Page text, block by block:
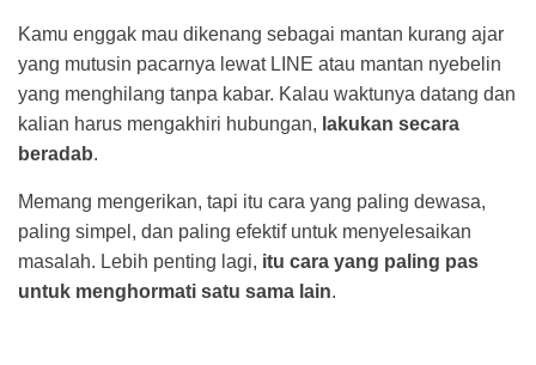
Kamu enggak mau dikenang sebagai mantan kurang ajar
yang mutusin pacarnya lewat LINE atau mantan nyebelin
yang menghilang tanpa kabar. Kalau waktunya datang dan
kalian harus mengakhiri hubungan, lakukan secara
beradab.
Memang mengerikan, tapi itu cara yang paling dewasa,
paling simpel, dan paling efektif untuk menyelesaikan
masalah. Lebih penting lagi, itu cara yang paling pas
untuk menghormati satu sama lain.